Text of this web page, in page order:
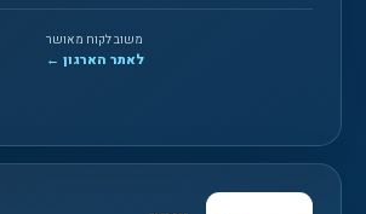
משוב לקוח מאושר
לאתר הארגון ←